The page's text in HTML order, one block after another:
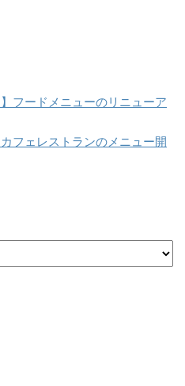
フードメニューのリニューア
フェレストランのメニュー開